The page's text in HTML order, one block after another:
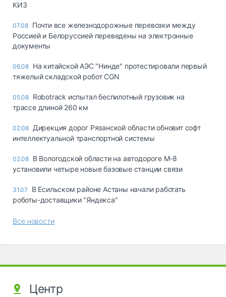
КИЗ
07.08 Почти все железнодорожные перевозки между
Россией и Белоруссией переведены на электронные
документы
06.08 На китайской АЭС "Нинде" протестировали первый
тяжелый складской робот CGN
05.08 Robotrack испытал беспилотный грузовик на
трассе длиной 260 км
02.08 Дирекция дорог Рязанской области обновит софт
интеллектуальной транспортной системы
02.08 В Вологодской области на автодороге М-8
установили четыре новые базовые станции связи
31.07
В Есильском районе Астаны начали работать
роботы-доставщики "Яндекса"
Все новости
Центр